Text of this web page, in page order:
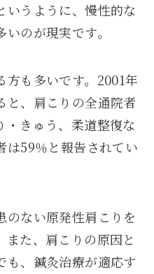
いうように、慢性的な
のが現実です。
方も多いです。2001年
と、肩こりの全通院者
・きゅう、柔道整復な
は59％と報告されてい
のない原発性肩こりを
た、肩こりの原因と
も、鍼灸治療が適応す